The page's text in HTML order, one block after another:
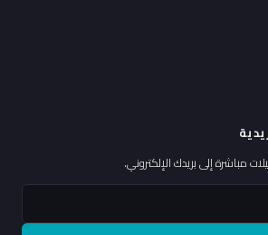
مباشرة إلى بريدك الإلكتروني.